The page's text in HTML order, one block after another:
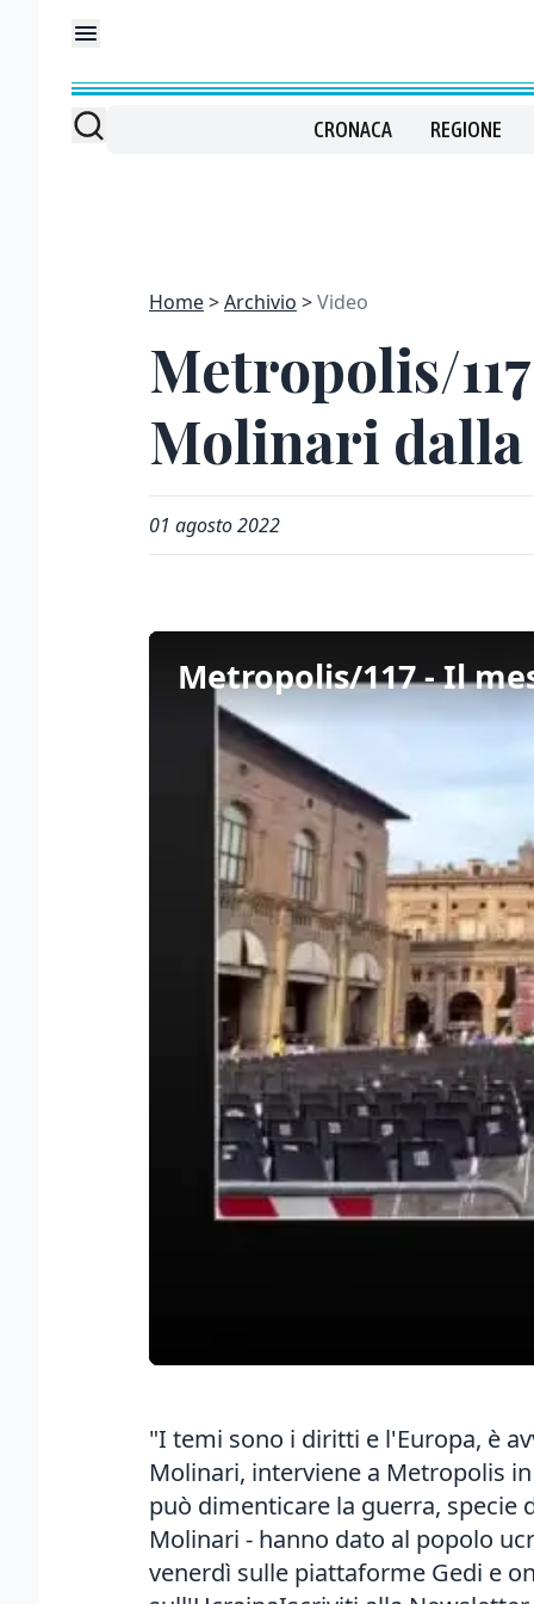
CRONACA REGIONE
Home Archivio Video
Metropolis/
Molinari dalla
01 agosto 2022
"I temi sono i diritti e l'Europa, è
Molinari, interviene a Metropolis
può dimenticare la guerra, specie
Molinari - hanno dato al popolo
venerdì sulle piattaforme Gedi e